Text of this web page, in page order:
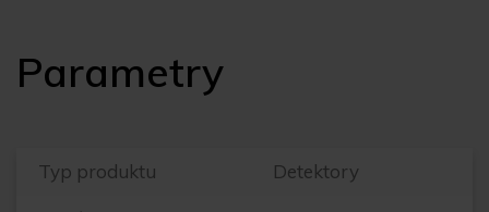
Parametry
Typ produktu Detektory